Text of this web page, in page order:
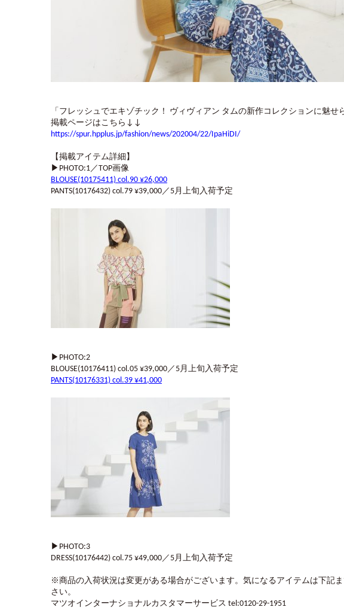
「フレッシュでエキゾチック！ ヴィヴィアン タムの新作コレクションに魅せ
掲載ページはこちら↓↓
https://spur.hpplus.jp/fashion/news/202004/22/IpaHiDI/
【掲載アイテム詳細】
▶︎PHOTO:1／TOP画像
BLOUSE(10175411) col.90 ¥26,000
PANTS(10176432) col.79 ¥39,000／5月上旬入荷予定
▶︎PHOTO:2
BLOUSE(10176411) col.05 ¥39,000／5月上旬入荷予定
PANTS(10176331) col.39 ¥41,000
▶︎PHOTO:3
DRESS(10176442) col.75 ¥49,000／5月上旬入荷予定
※商品の入荷状況は変更がある場合がございます。気になるアイテムは下記
さい。
マツオインターナショナルカスタマーサービス tel:0120-29-1951